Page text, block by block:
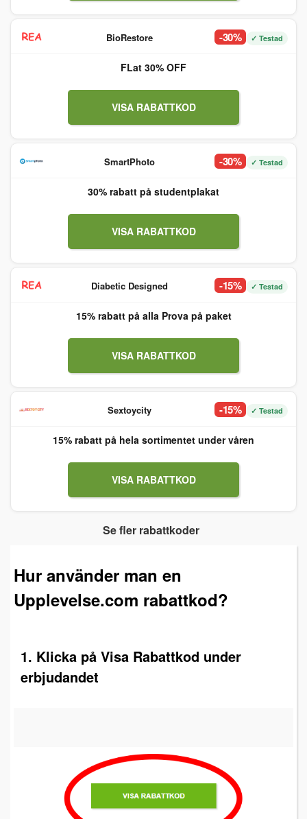
BioRestore -30% ✓ Testad
FLat 30% OFF
VISA RABATTKOD
SmartPhoto -30% ✓ Testad
30% rabatt på studentplakat
VISA RABATTKOD
Diabetic Designed -15% ✓ Testad
15% rabatt på alla Prova på paket
VISA RABATTKOD
Sextoycity -15% ✓ Testad
15% rabatt på hela sortimentet under våren
VISA RABATTKOD
Se fler rabattkoder
Hur använder man en
Upplevelse.com rabattkod?
1. Klicka på Visa Rabattkod under
erbjudandet